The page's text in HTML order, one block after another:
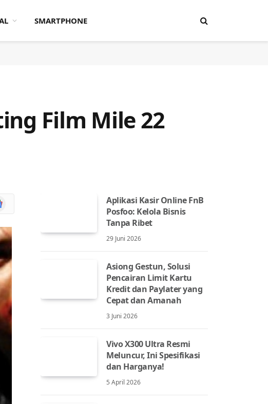
SMARTPHONE
Film Mile 22
Aplikasi Kasir Online FnB
Posfoo: Kelola Bisnis
Tanpa Ribet
29 Juni 2026
Asiong Gestun, Solusi
Pencairan Limit Kartu
Kredit dan Paylater yang
Cepat dan Amanah
3 Juni 2026
Vivo X300 Ultra Resmi
Meluncur, Ini Spesifikasi
dan Harganya!
5 April 2026